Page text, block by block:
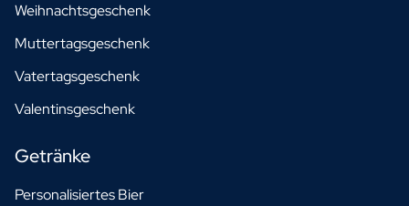
Weihnachtsgeschenk
Muttertagsgeschenk
Vatertagsgeschenk
Valentinsgeschenk
Getränke
Personalisiertes Bier